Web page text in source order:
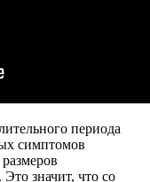
периода
симптомов
значит, что со